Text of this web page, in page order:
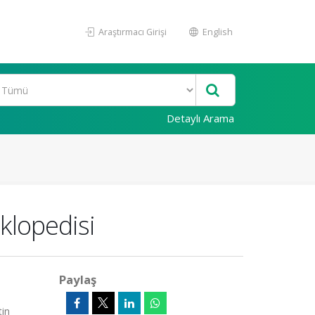
Araştırmacı Girişi English
Detaylı Arama
Paylaş